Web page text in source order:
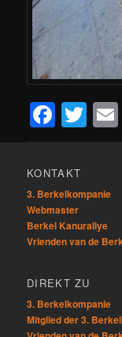
KONTAKT
3. Berkelkompanie
Webmaster
Berkel Kanurallye
Vrienden van de
DIREKT ZU
3. Berkelkompanie
Mitglied der 3.